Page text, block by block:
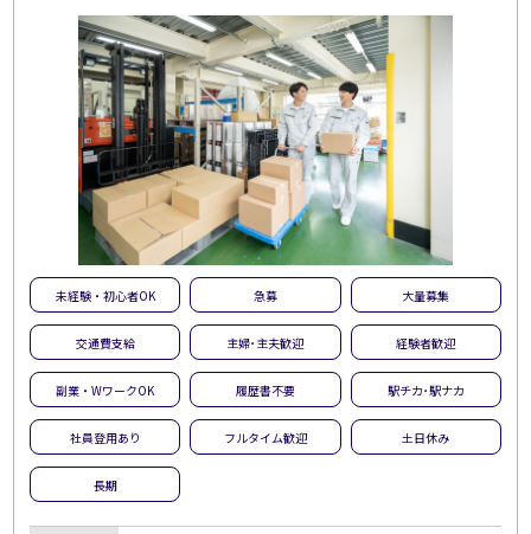
未経験・初心者OK 急募 大量募集
交通費支給 主婦･主夫歓迎 経験者歓迎
副業・WワークOK 履歴書不要 駅チカ･駅ナカ
社員登用あり フルタイム歓迎 土日休み
長期